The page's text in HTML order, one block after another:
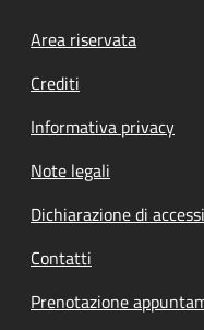
Footer menu
Area riservata
Crediti
Informativa privacy
Note legali
Dichiarazione di
Contatti
Prenotazione